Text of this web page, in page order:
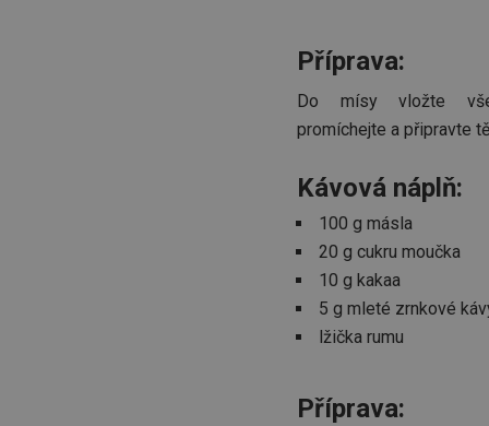
Příprava:
Do mísy vložte
promíchejte a připravte
Kávová náplň:
100 g másla
20 g cukru moučka
10 g kakaa
5 g mleté zrnkové
lžička rumu
Příprava:
FPGSID
__cf_bm
__rtbh.lid
OAU